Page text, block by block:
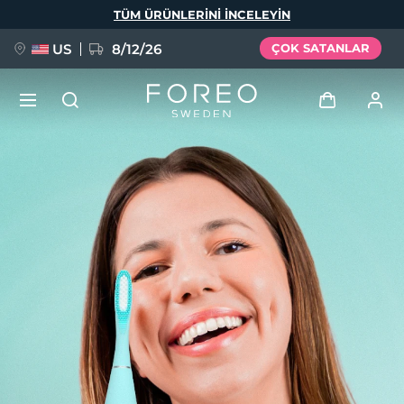
TÜM ÜRÜNLERINI INCELEYIN
US 8/12/26 ÇOK SATANLAR
Kullanici profi̇li̇
Cihazlarım
Siparişlerim
Adresim
Aboneliklerim
FAQ™ Pure Beauty-Tech Elixir
BREAKING NEWS
issa™ Teeth Whitening Set
Dil Seçimi
Deutsch
Español
Français
Italiano
Português
Svenska
Русский
简体中文 繁體中文